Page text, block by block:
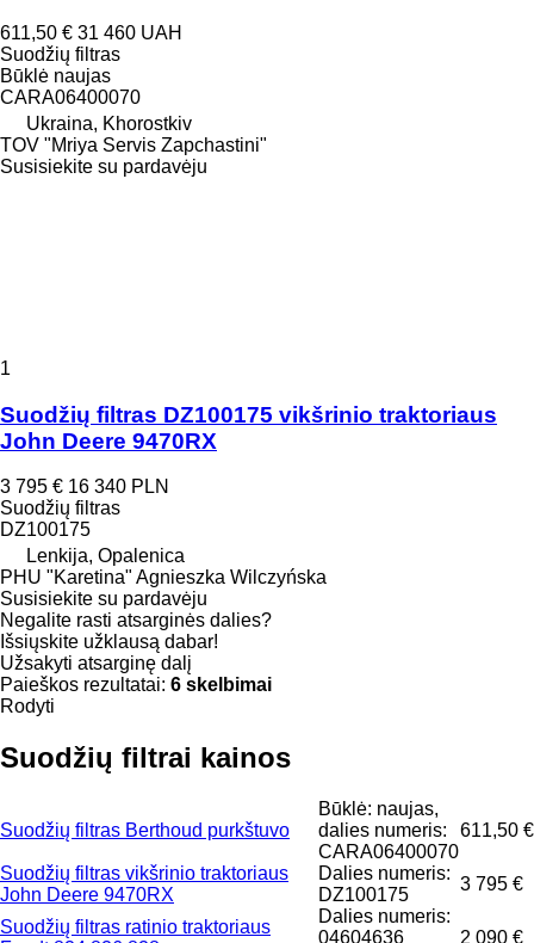
611,50 € 31 460 UAH
Suodžių filtras
Būklė naujas
CARA06400070
Ukraina, Khorostkiv
TOV "Mriya Servis Zapchastini"
Susisiekite su pardavėju
1
Suodžių filtras DZ100175 vikšrinio traktoriaus
John Deere 9470RX
3 795 € 16 340 PLN
Suodžių filtras
DZ100175
Lenkija, Opalenica
PHU "Karetina" Agnieszka Wilczyńska
Susisiekite su pardavėju
Negalite rasti atsarginės dalies?
Išsiųskite užklausą dabar!
Užsakyti atsarginę dalį
Paieškos rezultatai: 6 skelbimai
Rodyti
Suodžių filtrai kainos
Suodžių filtras Berthoud purkštuvo
Būklė: naujas,
dalies numeris:
CARA06400070
611,50 €
Suodžių filtras vikšrinio traktoriaus
John Deere 9470RX
Dalies numeris:
DZ100175
3 795 €
Suodžių filtras ratinio traktoriaus
Dalies numeris:
04604636
2 090 €